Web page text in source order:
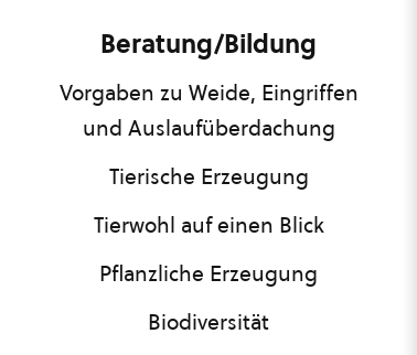
Beratung/Bildung
Vorgaben zu Weide, Eingriffen
und Auslaufüberdachung
Tierische Erzeugung
Tierwohl auf einen Blick
Pflanzliche Erzeugung
Biodiversität